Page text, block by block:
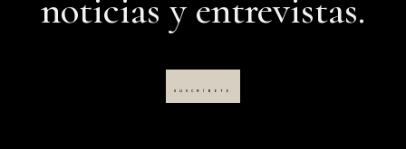
noticias y entrevistas.
SUSCRÍBETE